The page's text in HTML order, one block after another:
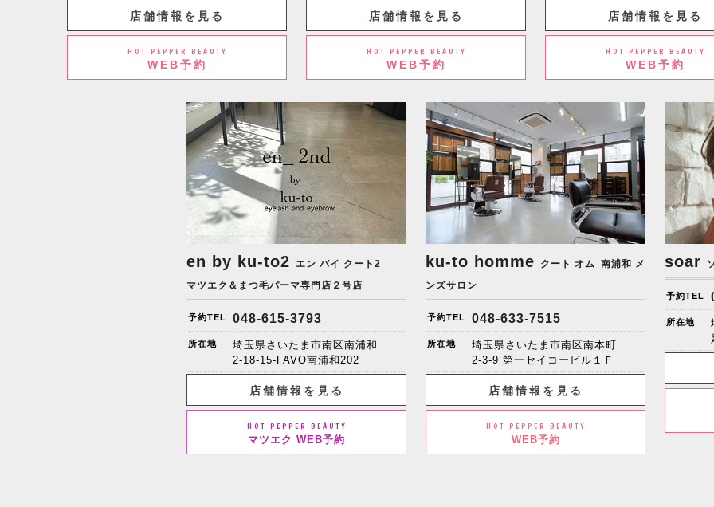
店舗情報を見る
HOT PEPPER BEAUTY
WEB予約
店舗情報を見る
HOT PEPPER BEAUTY
WEB予約
店舗情報を見る
HOT PEPPER BEAUTY
WEB予約
en by ku-to2
エン バイ クート2
マツエク＆まつ毛パーマ専門店２号店
予約TEL 048-615-3793
所在地
埼玉県さいたま市南区南浦和
2-18-15-FAVO南浦和202
店舗情報を見る
HOT PEPPER BEAUTY
マツエク WEB予約
ku-to homme クート オム 南浦和 メ
ンズサロン
予約TEL 048-633-7515
所在地
埼玉県さいたま市南区南本町
2-3-9 第一セイコービル１Ｆ
店舗情報を見る
HOT PEPPER BEAUTY
WEB予約
soar
予約TEL
所在地